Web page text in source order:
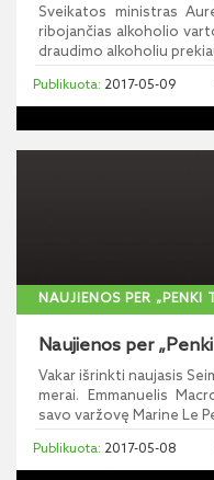
Sveikatos ministras
ribojančias alkoholio
draudimo alkoholiu
2017-05-09
NAUJIENOS PER „PENKI
Naujienos per
Vakar išrinkti naujasis
merai. Emmanuelis
savo varžovę Marine Le
2017-05-08